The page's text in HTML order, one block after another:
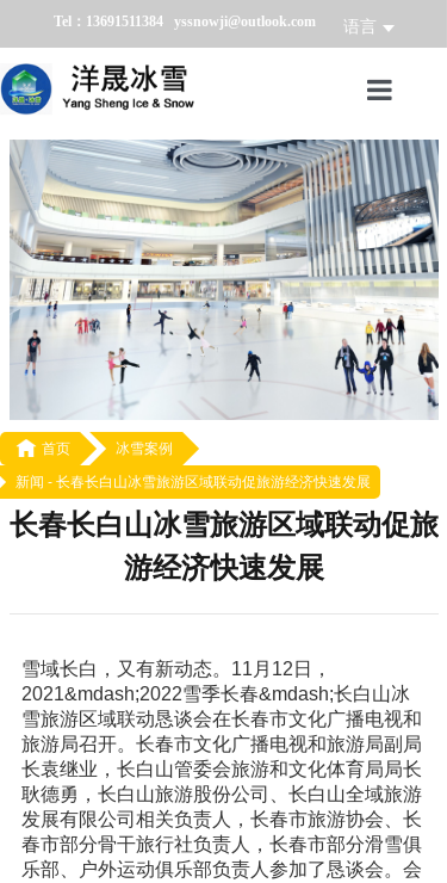
Tel：13691511384 yssnowji@outlook.com 语言
首页
冰雪产品
冰雪业务
冰雪案例
冰雪新闻
 首页
冰雪案例
新闻 - 长春长白山冰雪旅游区域联动促旅游经济快速发展
长春长白山冰雪旅游区域联动促旅
游经济快速发展
雪域长白，又有新动态。11月12日，
2021&mdash;2022雪季长春&mdash;长白山冰
雪旅游区域联动恳谈会在长春市文化广播电视和
旅游局召开。长春市文化广播电视和旅游局副局
长袁继业，长白山管委会旅游和文化体育局局长
耿德勇，长白山旅游股份公司、长白山全域旅游
发展有限公司相关负责人，长春市旅游协会、长
春市部分骨干旅行社负责人，长春市部分滑雪俱
乐部、户外运动俱乐部负责人参加了恳谈会。会